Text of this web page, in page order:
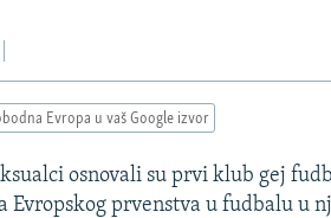
Evropa u vaš Google izvor
osnovali su prvi klub gej
Evropskog prvenstva u fudbalu u